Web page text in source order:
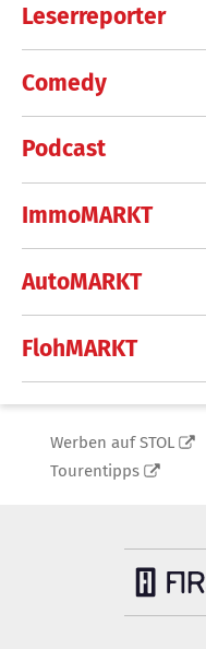
Leserreporter
Comedy
Podcast
ImmoMARKT
AutoMARKT
FlohMARKT
Werben auf STOL
Tourentipps